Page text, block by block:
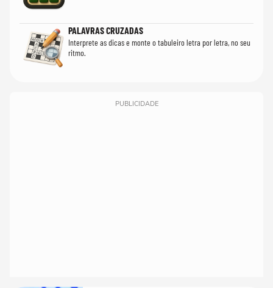
PALAVRAS CRUZADAS
Interprete as dicas e monte o tabuleiro letra por letra, no seu
ritmo.
PUBLICIDADE